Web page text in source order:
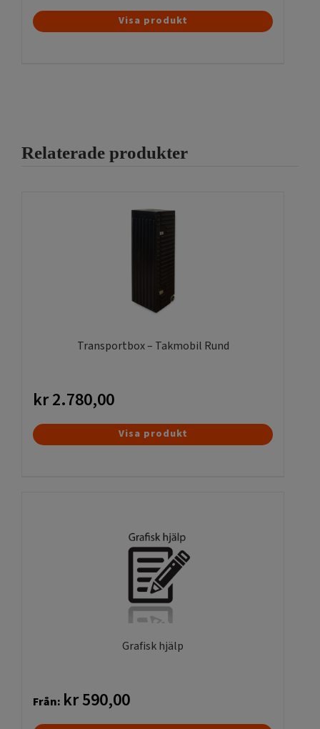
Visa produkt
Relaterade produkter
Transportbox – Takmobil Rund
kr2.780,00
Visa produkt
Grafisk hjälp
Från: kr590,00